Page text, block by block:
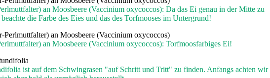
an Moosbeere (Vaccinium oxycoccos): Da das Ei genau in der Mitte zu
die Farbe des Eies und das des Torfmooses im Untergrund!
an Moosbeere (Vaccinium oxycoccos): Torfmoosfarbiges Ei!
ist auf dem Schwingrasen "auf Schritt und Tritt" zu finden. Anfangs achten wir